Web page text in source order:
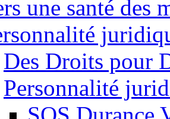
une santé des
Des Droits pour
Personnalité